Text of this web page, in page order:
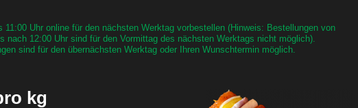
11:00 Uhr online für den nächsten Werktag vorbestellen (Hinweis: Bestellungen von
nach 12:00 Uhr sind für den Vormittag des nächsten Werktags nicht möglich).
sind für den übernächsten Werktag oder Ihren Wunschtermin möglich.
kg